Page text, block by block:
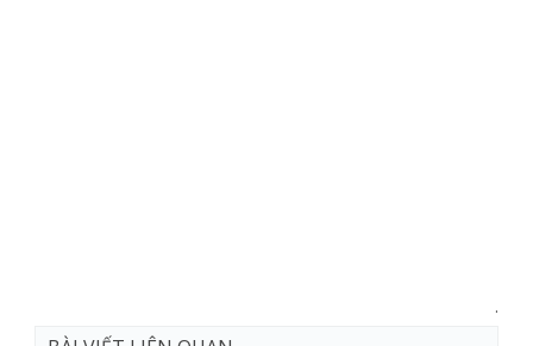
.